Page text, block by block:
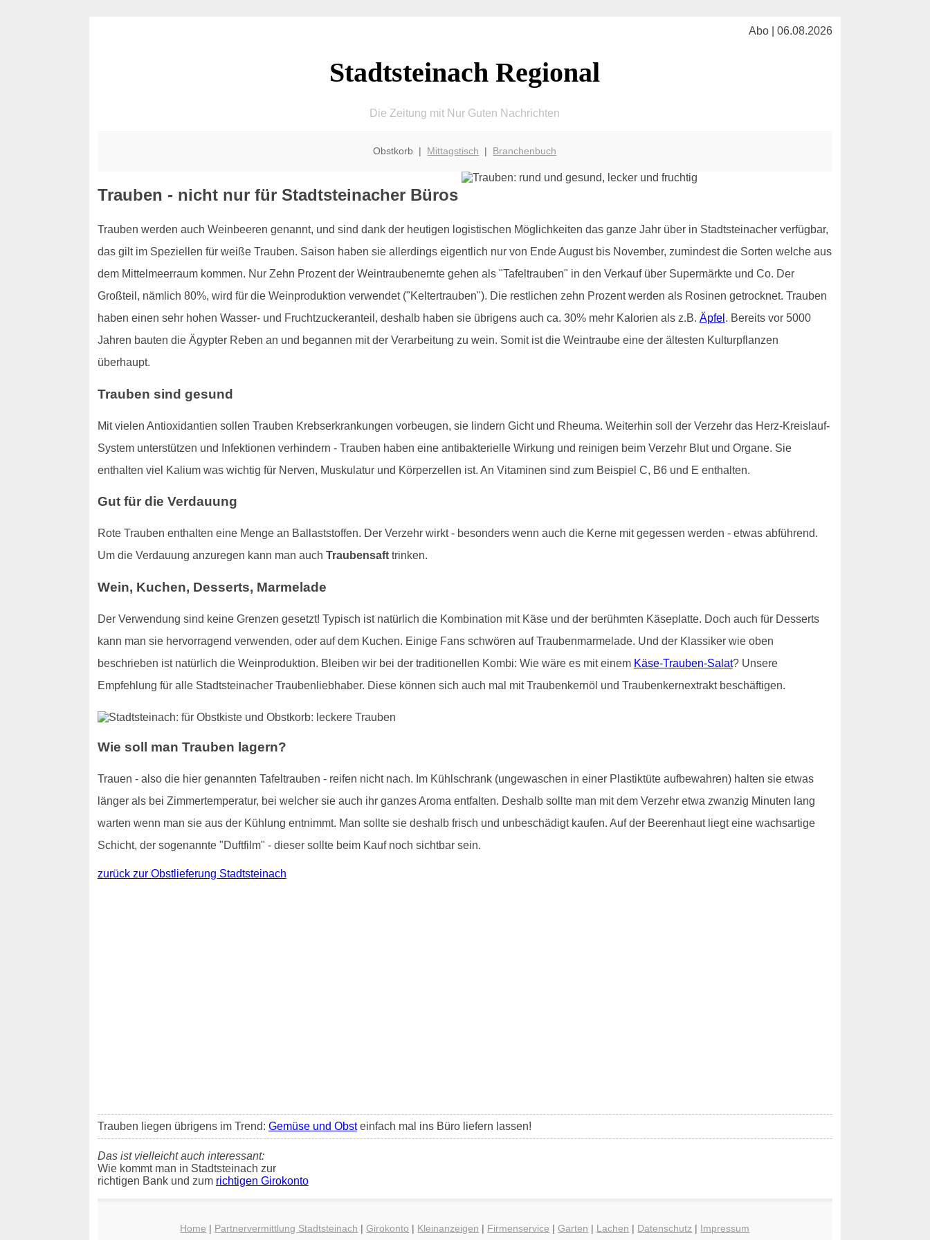
Abo | 06.08.2026
Stadtsteinach Regional
Die Zeitung mit Nur Guten Nachrichten
Obstkorb | Mittagstisch | Branchenbuch
Trauben - nicht nur für Stadtsteinacher Büros
Trauben werden auch Weinbeeren genannt, und sind dank der heutigen logistischen Möglichkeiten das ganze Jahr über in Stadtsteinacher verfügbar,
das gilt im Speziellen für weiße Trauben. Saison haben sie allerdings eigentlich nur von Ende August bis November, zumindest die Sorten welche aus
dem Mittelmeerraum kommen. Nur Zehn Prozent der Weintraubenernte gehen als "Tafeltrauben" in den Verkauf über Supermärkte und Co. Der
Großteil, nämlich 80%, wird für die Weinproduktion verwendet ("Keltertrauben"). Die restlichen zehn Prozent werden als Rosinen getrocknet. Trauben
haben einen sehr hohen Wasser- und Fruchtzuckeranteil, deshalb haben sie übrigens auch ca. 30% mehr Kalorien als z.B. Äpfel . Bereits vor 5000
Jahren bauten die Ägypter Reben an und begannen mit der Verarbeitung zu wein. Somit ist die Weintraube eine der ältesten Kulturpflanzen
überhaupt.
Trauben sind gesund
Mit vielen Antioxidantien sollen Trauben Krebserkrankungen vorbeugen, sie lindern Gicht und Rheuma. Weiterhin soll der Verzehr das Herz-Kreislauf-
System unterstützen und Infektionen verhindern - Trauben haben eine antibakterielle Wirkung und reinigen beim Verzehr Blut und Organe. Sie
enthalten viel Kalium was wichtig für Nerven, Muskulatur und Körperzellen ist. An Vitaminen sind zum Beispiel C, B6 und E enthalten.
Gut für die Verdauung
Rote Trauben enthalten eine Menge an Ballaststoffen. Der Verzehr wirkt - besonders wenn auch die Kerne mit gegessen werden - etwas abführend.
Um die Verdauung anzuregen kann man auch Traubensafttrinken.
Wein, Kuchen, Desserts, Marmelade
Der Verwendung sind keine Grenzen gesetzt! Typisch ist natürlich die Kombination mit Käse und der berühmten Käseplatte. Doch auch für Desserts
kann man sie hervorragend verwenden, oder auf dem Kuchen. Einige Fans schwören auf Traubenmarmelade. Und der Klassiker wie oben
beschrieben ist natürlich die Weinproduktion. Bleiben wir bei der traditionellen Kombi: Wie wäre es mit einem Käse-Trauben-Salat? Unsere
Empfehlung für alle Stadtsteinacher Traubenliebhaber. Diese können sich auch mal mit Traubenkernöl und Traubenkernextrakt beschäftigen.
Wie soll man Trauben lagern?
Trauen - also die hier genannten Tafeltrauben - reifen nicht nach. Im Kühlschrank (ungewaschen in einer Plastiktüte aufbewahren) halten sie etwas
länger als bei Zimmertemperatur, bei welcher sie auch ihr ganzes Aroma entfalten. Deshalb sollte man mit dem Verzehr etwa zwanzig Minuten lang
warten wenn man sie aus der Kühlung entnimmt. Man sollte sie deshalb frisch und unbeschädigt kaufen. Auf der Beerenhaut liegt eine wachsartige
Schicht, der sogenannte "Duftfilm" - dieser sollte beim Kauf noch sichtbar sein.
zurück zur Obstlieferung Stadtsteinach
Trauben liegen übrigens im Trend: Gemüse und Obsteinfach mal ins Büro liefern lassen!
Das ist vielleicht auch interessant:
Wie kommt man in Stadtsteinach zur
richtigen Bank und zum richtigen Girokonto
Home | Partnervermittlung Stadtsteinach |Girokonto | Kleinanzeigen | Firmenservice |Garten | Lachen | Datenschutz | Impressum